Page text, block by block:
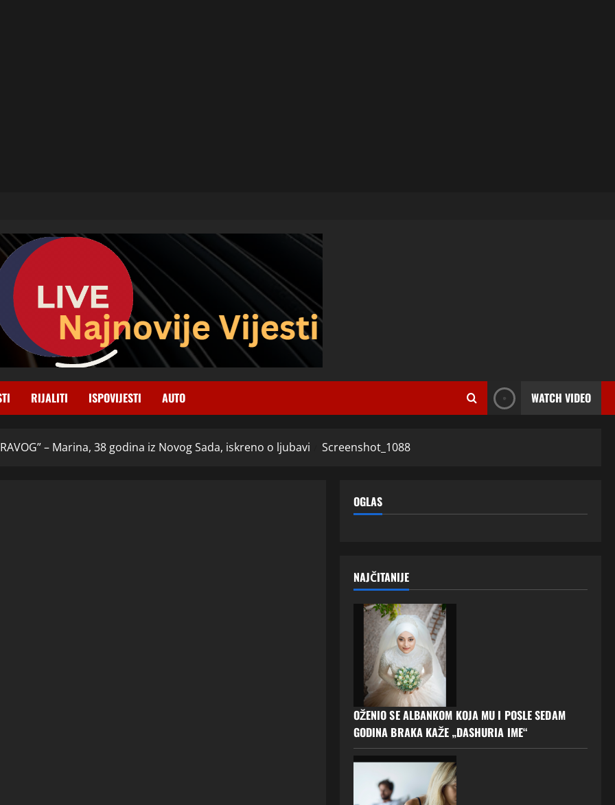
RIJALITI ISPOVIJESTI AUTO WATCH VIDEO
– Marina, 38 godina iz Novog Sada, iskreno o ljubavi Screenshot_1088
OGLAS
NAJČITANIJE
OŽENIO SE ALBANKOM KOJA MU I POSLE SEDAM
GODINA BRAKA KAŽE „DASHURIA IME“